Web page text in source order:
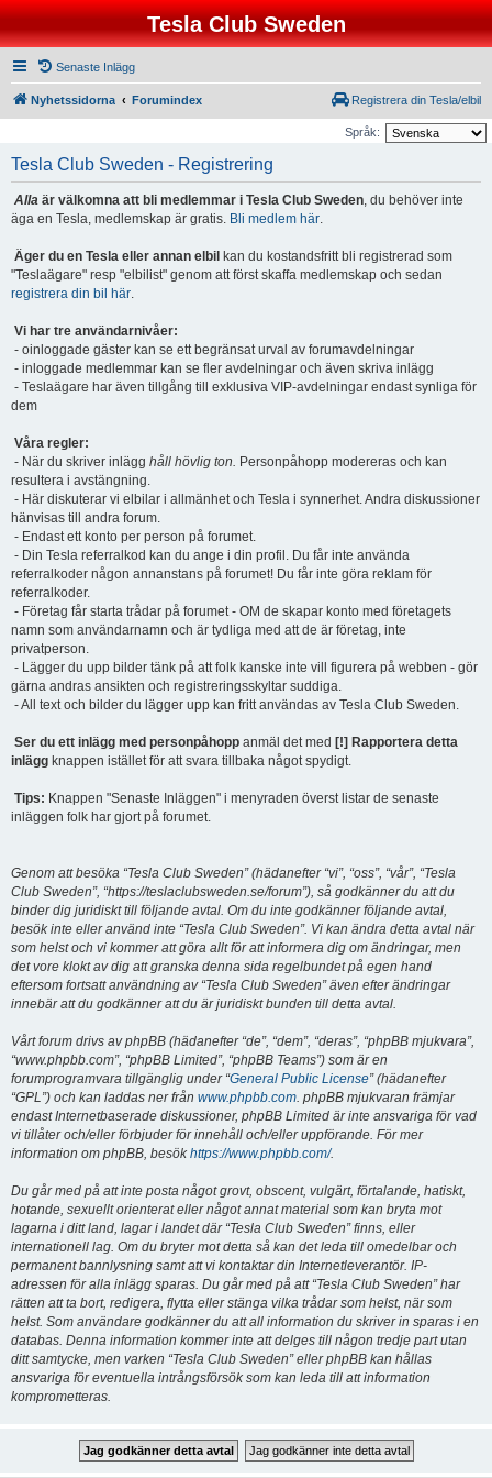
Tesla Club Sweden
Senaste Inlägg
Nyhetssidorna Forumindex Registrera din Tesla/elbil
Språk:
Tesla Club Sweden - Registrering
Alla är välkomna att bli medlemmar i Tesla Club Sweden, du behöver inte
äga en Tesla, medlemskap är gratis. Bli medlem här.
Äger du en Tesla eller annan elbil kan du kostandsfritt bli registrerad som
"Teslaägare" resp "elbilist" genom att först skaffa medlemskap och sedan
registrera din bil här.
Vi har tre användarnivåer:
- oinloggade gäster kan se ett begränsat urval av forumavdelningar
- inloggade medlemmar kan se fler avdelningar och även skriva inlägg
- Teslaägare har även tillgång till exklusiva VIP-avdelningar endast synliga för
dem
Våra regler:
- När du skriver inlägg håll hövlig ton. Personpåhopp modereras och kan
resultera i avstängning.
- Här diskuterar vi elbilar i allmänhet och Tesla i synnerhet. Andra diskussioner
hänvisas till andra forum.
- Endast ett konto per person på forumet.
- Din Tesla referralkod kan du ange i din profil. Du får inte använda
referralkoder någon annanstans på forumet! Du får inte göra reklam för
referralkoder.
- Företag får starta trådar på forumet - OM de skapar konto med företagets
namn som användarnamn och är tydliga med att de är företag, inte
privatperson.
- Lägger du upp bilder tänk på att folk kanske inte vill figurera på webben - gör
gärna andras ansikten och registreringsskyltar suddiga.
- All text och bilder du lägger upp kan fritt användas av Tesla Club Sweden.
Ser du ett inlägg med personpåhopp anmäl det med [!] Rapportera detta
inlägg knappen istället för att svara tillbaka något spydigt.
Tips: Knappen "Senaste Inläggen" i menyraden överst listar de senaste
inläggen folk har gjort på forumet.
Genom att besöka “Tesla Club Sweden” (hädanefter “vi”, “oss”, “vår”, “Tesla
Club Sweden”, “https://teslaclubsweden.se/forum”), så godkänner du att du
binder dig juridiskt till följande avtal. Om du inte godkänner följande avtal,
besök inte eller använd inte “Tesla Club Sweden”. Vi kan ändra detta avtal när
som helst och vi kommer att göra allt för att informera dig om ändringar, men
det vore klokt av dig att granska denna sida regelbundet på egen hand
eftersom fortsatt användning av “Tesla Club Sweden” även efter ändringar
innebär att du godkänner att du är juridiskt bunden till detta avtal.
Vårt forum drivs av phpBB (hädanefter “de”, “dem”, “deras”, “phpBB mjukvara”,
“www.phpbb.com”, “phpBB Limited”, “phpBB Teams”) som är en
forumprogramvara tillgänglig under “General Public License” (hädanefter
“GPL”) och kan laddas ner från www.phpbb.com. phpBB mjukvaran främjar
endast Internetbaserade diskussioner, phpBB Limited är inte ansvariga för vad
vi tillåter och/eller förbjuder för innehåll och/eller uppförande. För mer
information om phpBB, besökhttps://www.phpbb.com/.
Du går med på att inte posta något grovt, obscent, vulgärt, förtalande, hatiskt,
hotande, sexuellt orienterat eller något annat material som kan bryta mot
lagarna i ditt land, lagar i landet där “Tesla Club Sweden” finns, eller
internationell lag. Om du bryter mot detta så kan det leda till omedelbar och
permanent bannlysning samt att vi kontaktar din Internetleverantör. IP-
adressen för alla inlägg sparas. Du går med på att “Tesla Club Sweden” har
rätten att ta bort, redigera, flytta eller stänga vilka trådar som helst, när som
helst. Som användare godkänner du att all information du skriver in sparas i en
databas. Denna information kommer inte att delges till någon tredje part utan
ditt samtycke, men varken “Tesla Club Sweden” eller phpBB kan hållas
ansvariga för eventuella intrångsförsök som kan leda till att information
komprometteras.